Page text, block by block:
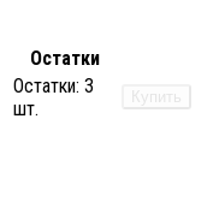
Остатки
Остатки: 3
шт.
Купить